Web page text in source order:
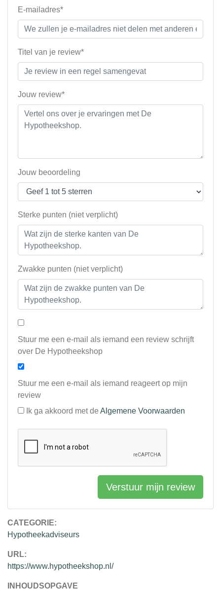
CATEGORIE:
Hypotheekadviseurs
URL:
https://www.hypotheekshop.nl/
INHOUDSOPGAVE
E-mailadres*
Titel van je review*
Jouw review*
Jouw beoordeling
Sterke punten (niet verplicht)
Zwakke punten (niet verplicht)
Stuur me een e-mail als iemand een review schrijft
over De Hypotheekshop
Stuur me een e-mail als iemand reageert op mijn
review
Ik ga akkoord met de Algemene Voorwaarden
Verstuur mijn review